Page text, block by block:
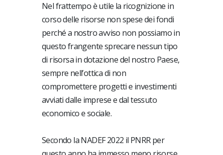
Nel frattempo è utile la ricognizione in
corso delle risorse non spese dei fondi
perché a nostro avviso non possiamo in
questo frangente sprecare nessun tipo
di risorsa in dotazione del nostro Paese,
sempre nell’ottica di non
compromettere progetti e investimenti
avviati dalle imprese e dal tessuto
economico e sociale.
Secondo la NADEF 2022 il PNRR per